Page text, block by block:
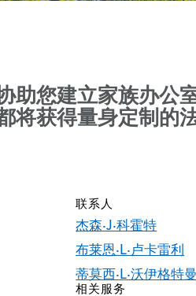
您建立家族办公
将获得量身定制的
联系人
杰森·J·科霍特
布莱恩·L·卢卡雷利
蒂莫西·L·沃伊格特曼
相关服务